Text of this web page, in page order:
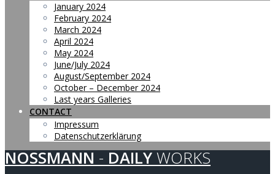
January 2024
February 2024
March 2024
April 2024
May 2024
June/July 2024
August/September 2024
October – December 2024
Last years Galleries
CONTACT
Impressum
Datenschutzerklärung
NOSSMANN - DAILY WORKS